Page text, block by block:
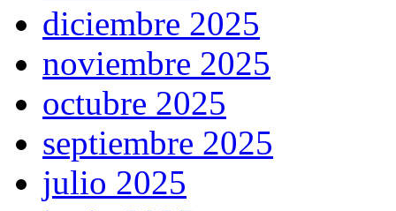
diciembre 2025
noviembre 2025
octubre 2025
septiembre 2025
julio 2025